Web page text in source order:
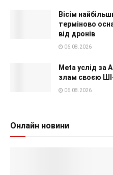
Вісім
терміново
від дронів
06.08.2026
Meta услід за
злам своєю
06.08.2026
Онлайн новини